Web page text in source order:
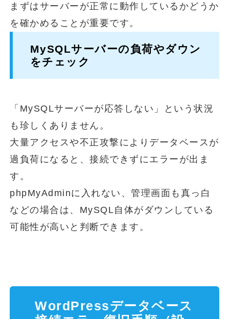
まずはサーバーが正常に動作しているかどうか
を確かめることが重要です。
MySQLサーバーの負荷やダウン
をチェック
「MySQLサーバーが応答しない」という状況
も珍しくありません。
大量アクセスや不正攻撃によりデータベースが
過負荷になると、接続できずにエラーが出ま
す。
phpMyAdminに入れない、管理画面も真っ白
などの場合は、MySQL自体がダウンしている
可能性が高いと判断できます。
WordPressデータベース